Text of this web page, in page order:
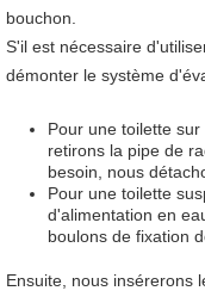
bouchon.
S'il est nécessaire
démonter le système
Pour une toilette
retirons la pipe de
besoin, nous
Pour une toilette
d'alimentation en
boulons de fixation
Ensuite, nous insérerons